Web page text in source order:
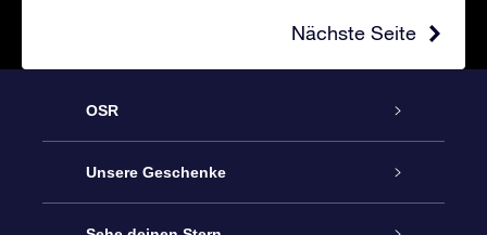
Nächste Seite
OSR
Service
Unsere Geschenke